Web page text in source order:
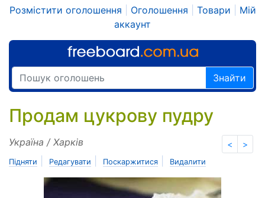
Розмістити оголошення Оголошення Товари
Мій
аккаунт
Знайти
Продам цукрову пудру
< >
Україна / Харків
Підняти Редагувати Поскаржитися Видалити